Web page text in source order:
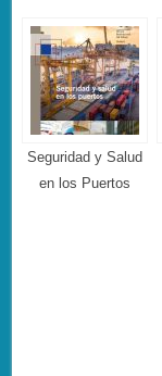
Seguridad y Salud
en los Puertos